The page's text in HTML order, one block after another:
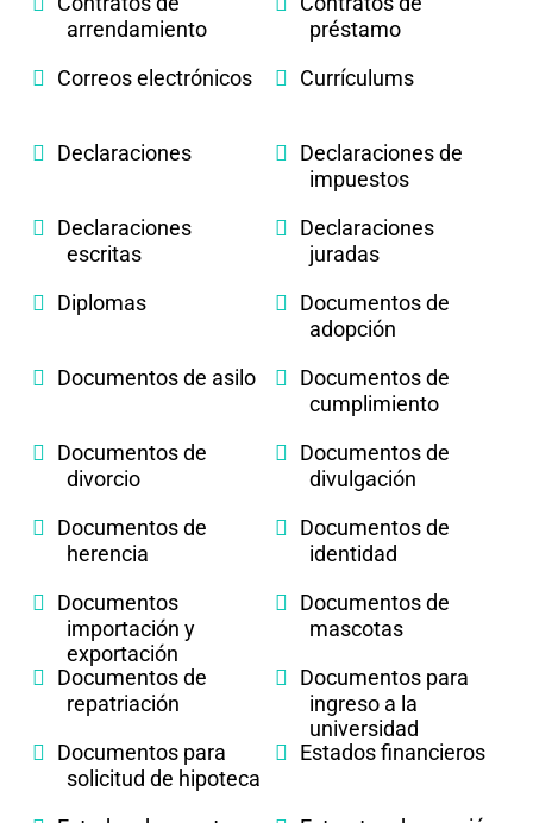
arrendamiento
préstamo
Correos electrónicos
Currículums
Declaraciones
Declaraciones de
impuestos
Declaraciones
escritas
Declaraciones
juradas
Diplomas
Documentos de
adopción
Documentos de asilo
Documentos de
cumplimiento
Documentos de
divorcio
Documentos de
divulgación
Documentos de
herencia
Documentos de
identidad
Documentos
importación y
exportación
Documentos de
mascotas
Documentos de
repatriación
Documentos para
ingreso a la
universidad
Documentos para
solicitud de hipoteca
Estados financieros